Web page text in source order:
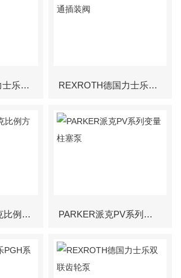
REXROTH德国力士乐叠加式双向节流阀 REXROTH德国力士乐二通插装阀
PARKER美国派克比例方向阀 PARKER派克PV系列变量柱塞泵